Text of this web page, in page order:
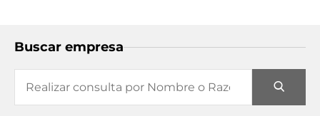
Buscar empresa